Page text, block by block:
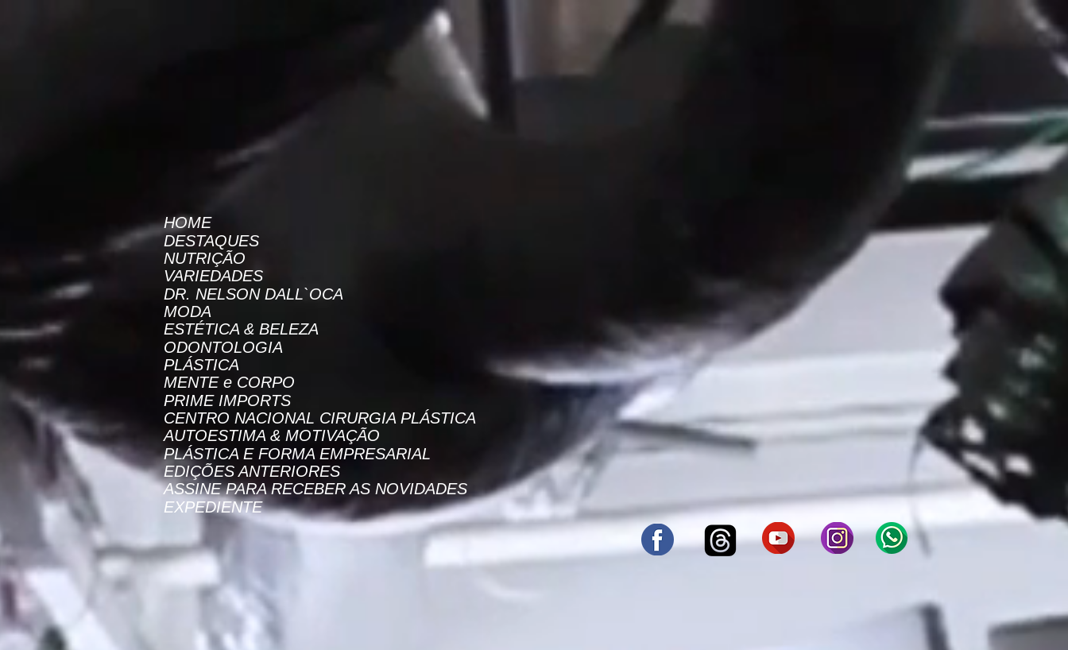
HOME
DESTAQUES
NUTRIÇÃO
VARIEDADES
DR. NELSON DALL`OCA
MODA
ESTÉTICA & BELEZA
ODONTOLOGIA
PLÁSTICA
MENTE e CORPO
PRIME IMPORTS
CENTRO NACIONAL CIRURGIA PLÁSTICA
AUTOESTIMA & MOTIVAÇÃO
PLÁSTICA E FORMA EMPRESARIAL
EDIÇÕES ANTERIORES
ASSINE PARA RECEBER AS NOVIDADES
EXPEDIENTE
Jeniffer Setti